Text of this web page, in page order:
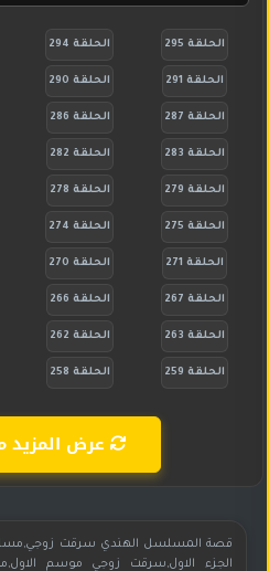
الحلقة 295 الحلقة 294
الحلقة 291 الحلقة 290
الحلقة 287 الحلقة 286
الحلقة 283 الحلقة 282
الحلقة 279 الحلقة 278
الحلقة 275 الحلقة 274
الحلقة 271 الحلقة 270
الحلقة 267 الحلقة 266
الحلقة 263 الحلقة 262
الحلقة 259 الحلقة 258
عرض المزيد
قصة المسلسل الهندي سرقت
الجزء الاول,سرقت زوجي موسم